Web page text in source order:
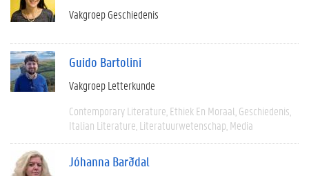
Vakgroep Geschiedenis
Guido Bartolini
Vakgroep Letterkunde
Contemporary Literature Ethiek En Moraal Geschiedenis
Italian Literature Literatuurwetenschap Media
Jóhanna Barðdal